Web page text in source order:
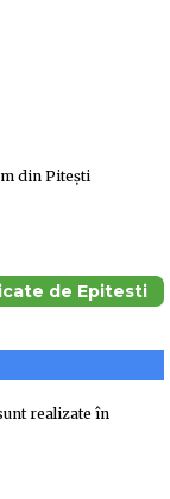
din Pitești
de Epitesti
realizate în